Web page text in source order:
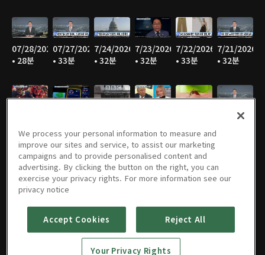
07/28/2026
• 28분
07/27/2026
• 33분
7/24/2026
• 32분
7/23/2026
• 32분
7/22/2026
• 33분
7/21/2026
• 32분
• 28분
• 31분
07/13/2026
07/09/2026
• 32분
07/08/2026
• 32분
07/07/202607/06/202607/02/202607/01/2026
06/29/202606/26/202606/25/2026
We process your personal information to measure and
improve our sites and service, to assist our marketing
campaigns and to provide personalised content and
advertising. By clicking the button on the right, you can
exercise your privacy rights. For more information see our
privacy notice
Accept Cookies Reject All
Your Privacy Rights